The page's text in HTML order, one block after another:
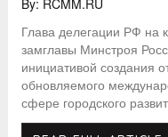
By: RCMM.RU
Глава делегации РФ
замглавы Минстроя
инициативой создания
обновляемого
сфере городского